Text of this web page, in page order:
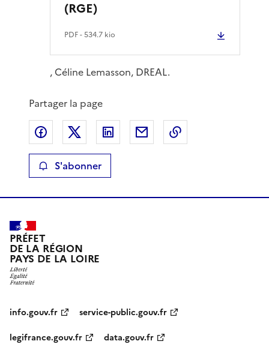
(RGE)
PDF- 534.7 kio
, Céline Lemasson, DREAL.
Partager la page
Partager sur Facebook
Partager sur XPartager sur LinkedIn
Partager par email
S'abonner
PRÉFET
DE LA RÉGION
PAYS DE LA LOIRE
info.gouv.fr
service-public.gouv.fr
legifrance.gouv.fr
data.gouv.fr